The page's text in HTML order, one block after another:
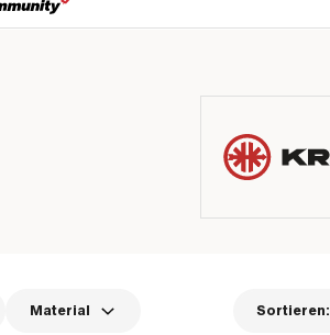
Material Sortieren: